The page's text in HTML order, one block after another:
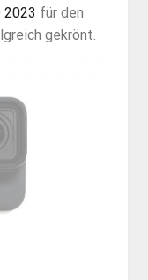
2023 für den
gekrönt.